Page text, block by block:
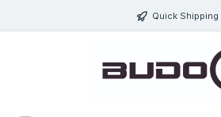
Quick Shipping